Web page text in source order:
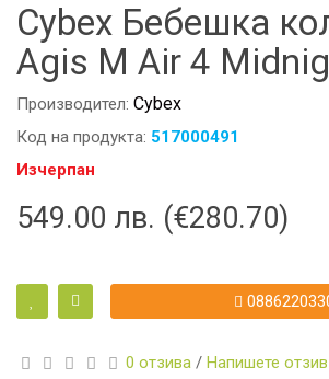
Cybex Бебешка
Agis M Air 4
Производител: Cybex
Код на продукта: 517000491
Изчерпан
549.00 лв. (€280.70)
0 отзива / Напишете отзив